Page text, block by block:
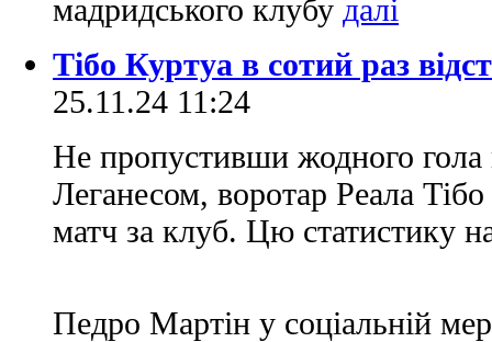
мадридського клубу
Тібо Куртуа в сотий раз
25.11.24 11:24
Не пропустивши жодного гола
Леганесом, воротар Реала
матч за клуб. Цю статистику
Педро Мартін у соціальній